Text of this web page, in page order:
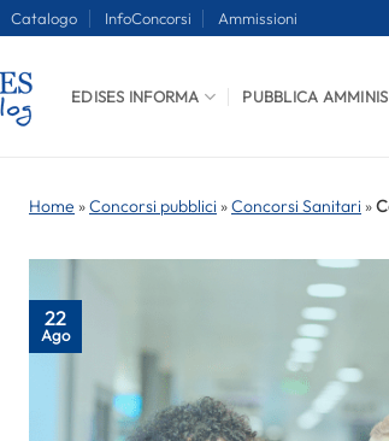
Catalogo InfoConcorsi Ammissioni
EDISES INFORMA PUBBLICA
Home »Concorsi pubblici »Concorsi Sanitari »
22
Ago